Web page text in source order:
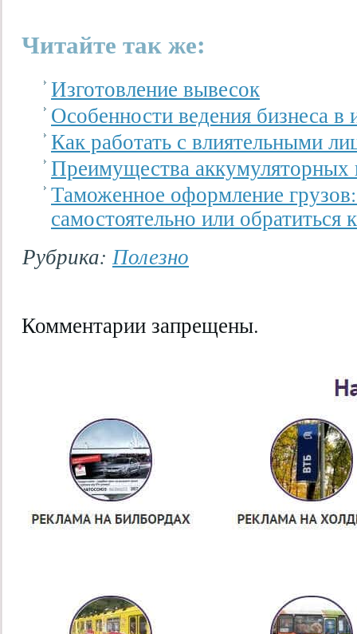
Читайте так же:
Изготовление вывесок
Особенности ведения бизнеса в
Как работать с влиятельными
Преимущества аккумуляторных
Таможенное оформление
самостоятельно или обратиться
Рубрика: Полезно
Комментарии запрещены.